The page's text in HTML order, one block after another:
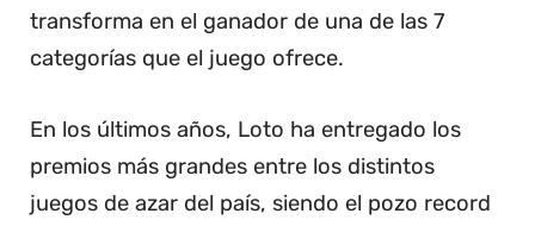
transforma en el ganador de una de las 7
categorías que el juego ofrece.
En los últimos años, Loto ha entregado los
premios más grandes entre los distintos
juegos de azar del país, siendo el pozo record